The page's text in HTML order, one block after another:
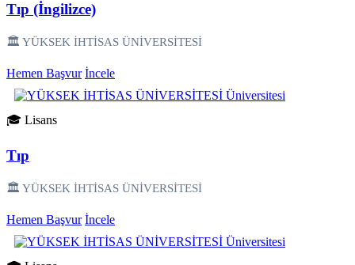
Tıp (İngilizce)
🏛️ YÜKSEK İHTİSAS ÜNİVERSİTESİ
Hemen Başvur İncele
🎓 Lisans
Tıp
🏛️ YÜKSEK İHTİSAS ÜNİVERSİTESİ
Hemen Başvur İncele